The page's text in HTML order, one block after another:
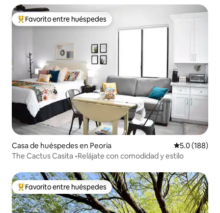
De los mejores en Favorito entre huéspedes
Favorito entre huéspedes
Casa de huéspedes en Peoria Calificación
5.0 (188)
The Cactus Casita •Relájate con comodidad y estilo
De los mejores en Favorito entre huéspedes
Favorito entre huéspedes